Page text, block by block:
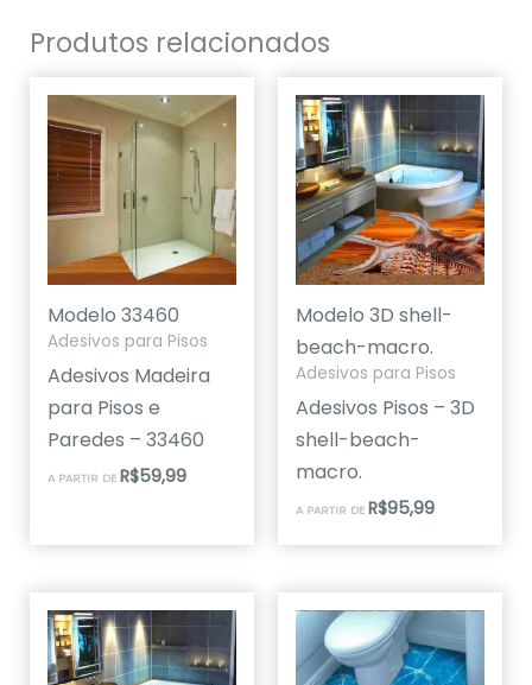
Produtos relacionados
Modelo 33460
Adesivos para Pisos
Adesivos Madeira
para Pisos e
Paredes – 33460
A PARTIR DE R$59,99
Modelo 3D shell-
beach-macro.
Adesivos para Pisos
Adesivos Pisos – 3D
shell-beach-
macro.
A PARTIR DE R$95,99